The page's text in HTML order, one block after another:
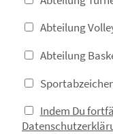
Abteilung
Abteilung
Indem Du